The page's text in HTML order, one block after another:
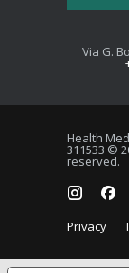
Via G.
Health
311533 ©
reserved.
Privacy